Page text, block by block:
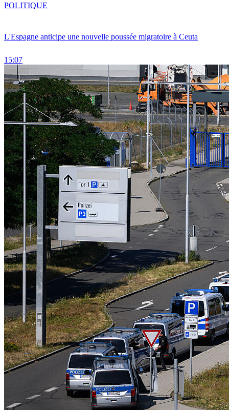
L'Espagne anticipe une nouvelle poussée migratoire à Ceuta
15:07
POLITIQUE